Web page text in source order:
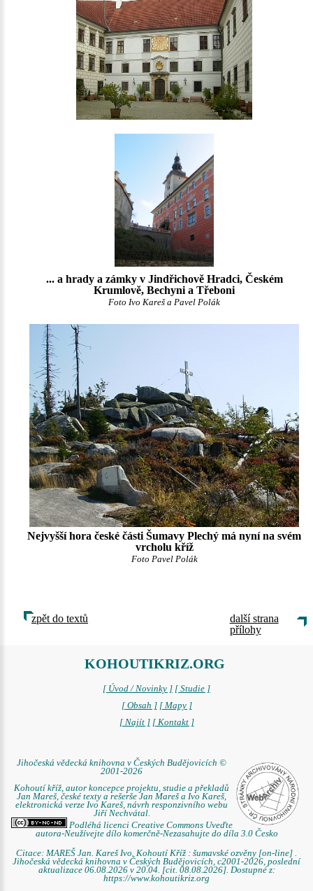
... a hrady a zámky v Jindřichově Hradci, Českém
Krumlově, Bechyni a Třeboni
Foto Ivo Kareš a Pavel Polák
Nejvyšší hora české části Šumavy Plechý má nyní na svém
vrcholu kříž
Foto Pavel Polák
zpět do textů
další strana
přílohy
KOHOUTIKRIZ.ORG
[ Úvod / Novinky ] [ Studie ]
[ Obsah ] [ Mapy ]
[ Najít ] [ Kontakt ]
Jihočeská vědecká knihovna v Českých Budějovicích ©
2001-2026
Kohoutí kříž, autor koncepce projektu, studie a překladů
Jan Mareš, české texty a rešerše Jan Mareš a Ivo Kareš,
elektronická verze Ivo Kareš, návrh responzivního webu
Jiří Nechvátal.
Podléhá licenci Creative Commons Uveďte
autora-Neužívejte dílo komerčně-Nezasahujte do díla 3.0 Česko
Citace: MAREŠ Jan. Kareš Ivo. Kohoutí Kříž : šumavské ozvěny [on-line] .
Jihočeská vědecká knihovna v Českých Budějovicích, c2001-2026, poslední
aktualizace 06.08.2026 v 20.04. [cit. 08.08.2026]. Dostupné z:
https://www.kohoutikriz.org